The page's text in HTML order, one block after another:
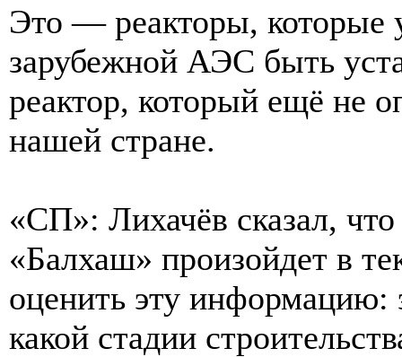
Это — реакторы,
зарубежной АЭС быть
реактор, который ещё не
нашей стране.
«СП»: Лихачёв сказал,
«Балхаш» произойдет в
оценить эту информацию:
какой стадии